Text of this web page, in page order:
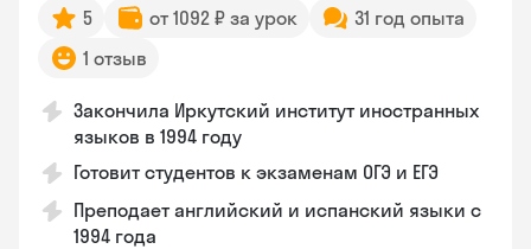
5 от 1092 ₽ за урок
31 год опыта
1 отзыв
Закончила Иркутский институт иностранных
языков в 1994 году
Готовит студентов к экзаменам ОГЭ и ЕГЭ
Преподает английский и испанский языки с
1994 года